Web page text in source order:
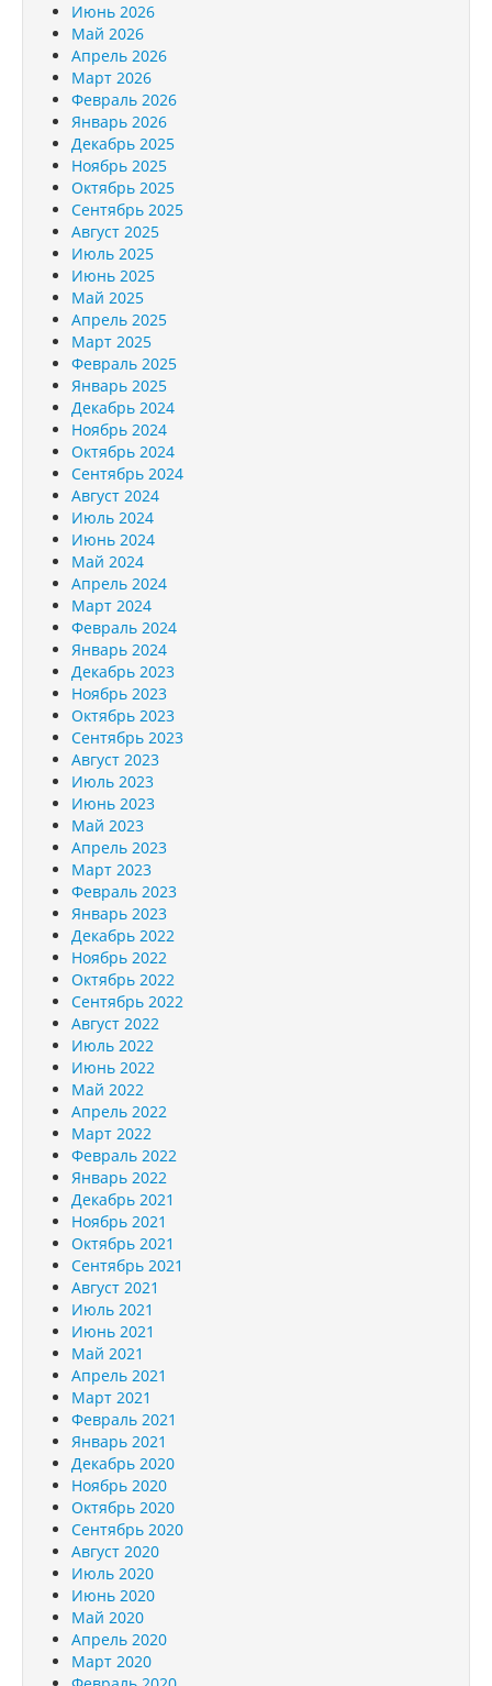
Июнь 2026
Май 2026
Апрель 2026
Март 2026
Февраль 2026
Январь 2026
Декабрь 2025
Ноябрь 2025
Октябрь 2025
Сентябрь 2025
Август 2025
Июль 2025
Июнь 2025
Май 2025
Апрель 2025
Март 2025
Февраль 2025
Январь 2025
Декабрь 2024
Ноябрь 2024
Октябрь 2024
Сентябрь 2024
Август 2024
Июль 2024
Июнь 2024
Май 2024
Апрель 2024
Март 2024
Февраль 2024
Январь 2024
Декабрь 2023
Ноябрь 2023
Октябрь 2023
Сентябрь 2023
Август 2023
Июль 2023
Июнь 2023
Май 2023
Апрель 2023
Март 2023
Февраль 2023
Январь 2023
Декабрь 2022
Ноябрь 2022
Октябрь 2022
Сентябрь 2022
Август 2022
Июль 2022
Июнь 2022
Май 2022
Апрель 2022
Март 2022
Февраль 2022
Январь 2022
Декабрь 2021
Ноябрь 2021
Октябрь 2021
Сентябрь 2021
Август 2021
Июль 2021
Июнь 2021
Май 2021
Апрель 2021
Март 2021
Февраль 2021
Январь 2021
Декабрь 2020
Ноябрь 2020
Октябрь 2020
Сентябрь 2020
Август 2020
Июль 2020
Июнь 2020
Май 2020
Апрель 2020
Март 2020